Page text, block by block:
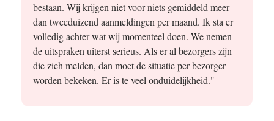
bestaan. Wij krijgen niet voor niets gemiddeld meer
dan tweeduizend aanmeldingen per maand. Ik sta er
volledig achter wat wij momenteel doen. We nemen
de uitspraken uiterst serieus. Als er al bezorgers zijn
die zich melden, dan moet de situatie per bezorger
worden bekeken. Er is te veel onduidelijkheid."